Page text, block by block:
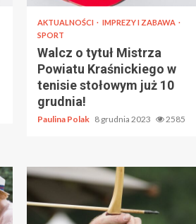
AKTUALNOŚCI
IMPREZY I ZABAWA
SPORT
Walcz o tytuł Mistrza
Powiatu Kraśnickiego w
tenisie stołowym już 10
grudnia!
Paulina Polak 8 grudnia 2023 2585